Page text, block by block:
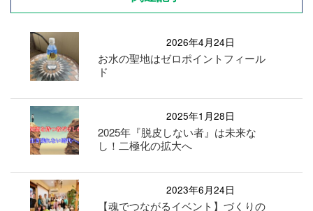
2026年4月24日
お水の聖地はゼロポイントフィール
ド
2025年1月28日
2025年『脱皮しない者』は未来な
し！二極化の拡大へ
2023年6月24日
【魂でつながるイベント】づくりの